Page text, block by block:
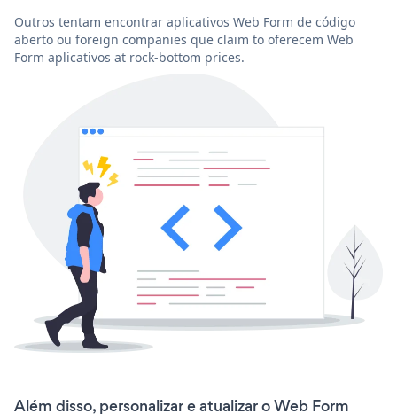
Outros tentam encontrar aplicativos Web Form de código
aberto ou foreign companies que claim to oferecem Web
Form aplicativos at rock-bottom prices.
Além disso, personalizar e atualizar o Web Form